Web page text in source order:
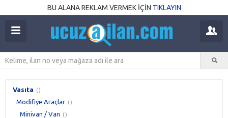
BU ALANA REKLAM VERMEK İÇİN TIKLAYIN
Vasıta ()
Modifiye Araçlar ()
Minivan / Van ()